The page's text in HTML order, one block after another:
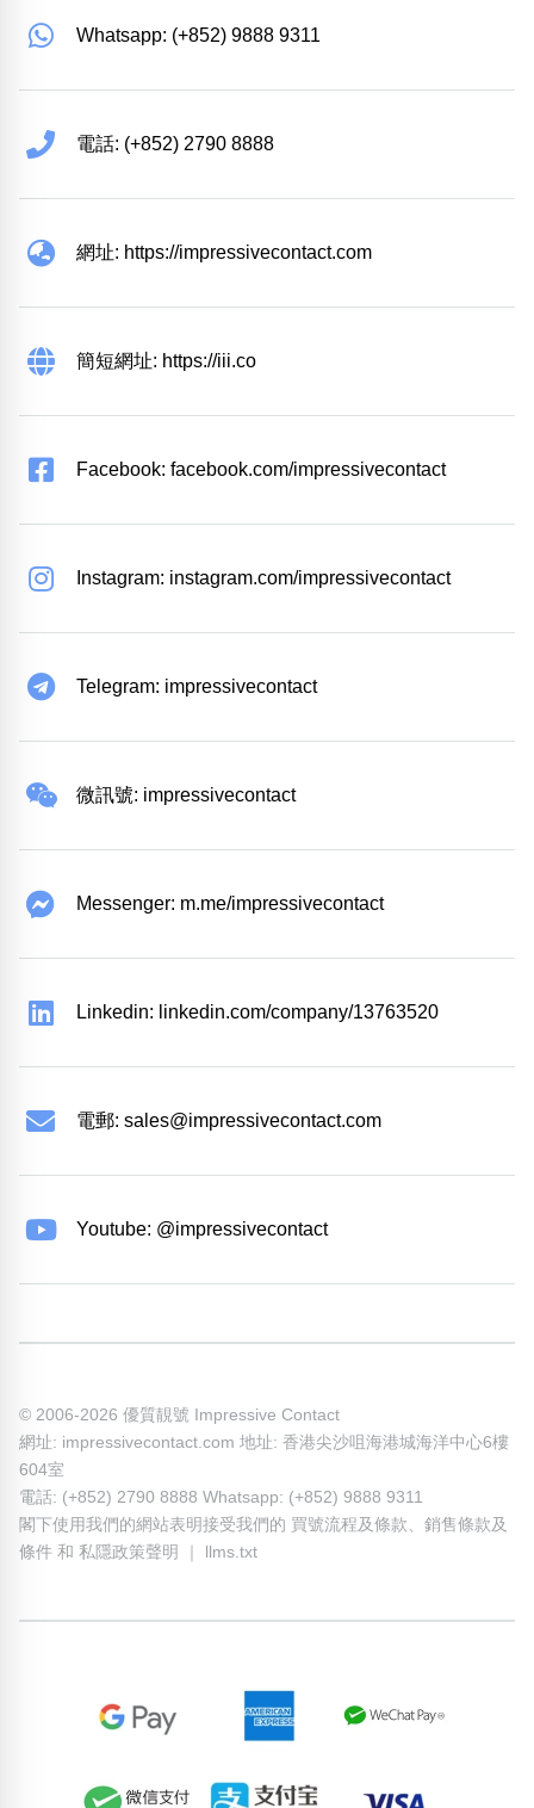
Whatsapp: (+852) 9888 9311
電話: (+852) 2790 8888
網址: https://impressivecontact.com
簡短網址: https://iii.co
Facebook: facebook.com/impressivecontact
Instagram: instagram.com/impressivecontact
Telegram: impressivecontact
微訊號: impressivecontact
Messenger: m.me/impressivecontact
Linkedin: linkedin.com/company/13763520
電郵: sales@impressivecontact.com
Youtube: @impressivecontact
© 2006-2026 優質靚號 Impressive Contact
網址: impressivecontact.com 地址: 香港尖沙咀海港城海洋中心6樓
604室
電話: (+852) 2790 8888 Whatsapp: (+852) 9888 9311
閣下使用我們的網站表明接受我們的 買號流程及條款、 銷售條款及
條件 和 私隱政策聲明 llms.txt